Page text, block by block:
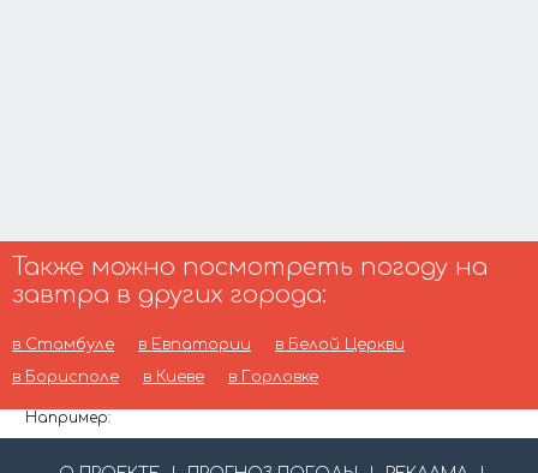
Также можно посмотреть погоду на
завтра в других города:
в Стамбуле в Евпатории
в Белой Церкви
в Борисполе
в Киеве в Горловке
Например: